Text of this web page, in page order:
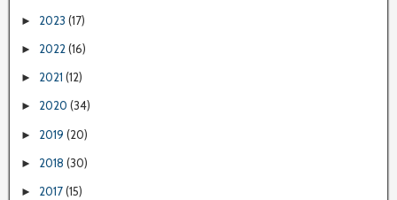
► 2023 (17)
► 2022 (16)
► 2021 (12)
► 2020 (34)
► 2019 (20)
► 2018 (30)
► 2017(15)